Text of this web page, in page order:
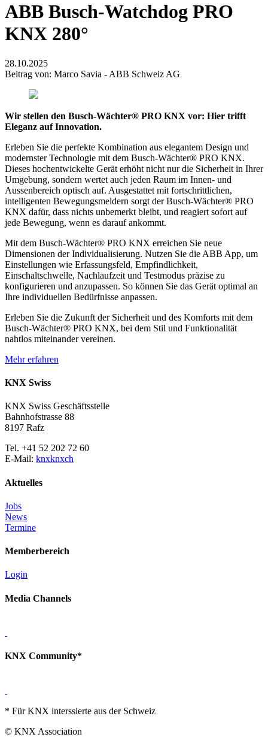
ABB Busch-Watchdog PRO
KNX 280°
28.10.2025
Beitrag von: Marco Savia - ABB Schweiz AG
Wir stellen den Busch-Wächter® PRO KNX vor: Hier trifft
Eleganz auf Innovation.
Erleben Sie die perfekte Kombination aus elegantem Design und
modernster Technologie mit dem Busch-Wächter® PRO KNX.
Dieses hochentwickelte Gerät erhöht nicht nur die Sicherheit in Ihrer
Umgebung, sondern wertet auch jeden Raum im Innen- und
Aussenbereich optisch auf. Ausgestattet mit fortschrittlichen,
intelligenten Bewegungsmeldern sorgt der Busch-Wächter® PRO
KNX dafür, dass nichts unbemerkt bleibt, und reagiert sofort auf
jede Bewegung, wenn es darauf ankommt.
Mit dem Busch-Wächter® PRO KNX erreichen Sie neue
Dimensionen der Individualisierung. Nutzen Sie die ABB App, um
Einstellungen wie Erfassungsfeld, Empfindlichkeit,
Einschaltschwelle, Nachlaufzeit und Testmodus präzise zu
konfigurieren und anzupassen. So können Sie das Gerät optimal an
Ihre individuellen Bedürfnisse anpassen.
Erleben Sie die Zukunft der Sicherheit und des Komforts mit dem
Busch-Wächter® PRO KNX, bei dem Stil und Funktionalität
nahtlos miteinander vereinen.
Mehr erfahren
KNX Swiss
KNX Swiss Geschäftsstelle
Bahnhofstrasse 88
8197 Rafz
Tel. +41 52 202 72 60
E-Mail: knxknxch
Aktuelles
Jobs
News
Termine
Memberbereich
Login
Media Channels
KNX Community*
* Für KNX interssierte aus der Schweiz
© KNX Association